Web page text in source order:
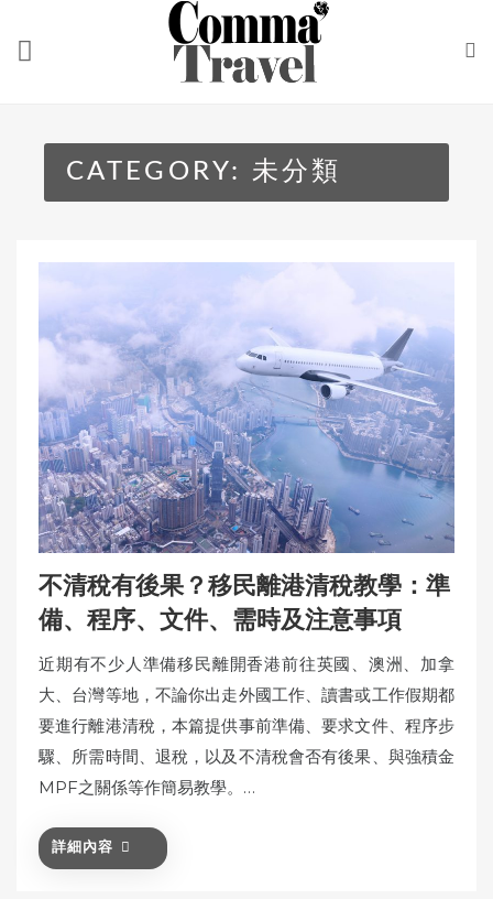
CATEGORY: 未分類
不清稅有後果？移民離港清稅教學：準
備、程序、文件、需時及注意事項
近期有不少人準備移民離開香港前往英國、澳洲、加拿
大、台灣等地，不論你出走外國工作、讀書或工作假期都
要進行離港清稅，本篇提供事前準備、要求文件、程序步
驟、所需時間、退稅，以及不清稅會否有後果、與強積金
MPF之關係等作簡易教學。…
詳細內容